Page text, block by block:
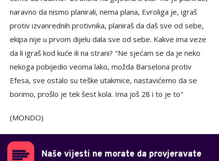
naravno da nismo planirali, nema plana, Evroliga je, igraš
protiv izvanrednih protivnika, planiraš da daš sve od sebe,
ekipa nije u prvom dijelu dala sve od sebe. Kakve ima veze
da li igraš kod kuće ili na strani? "Ne sjećam se da je neko
nekoga pobijedio veoma lako, možda Barselona protiv
Efesa, sve ostalo su teške utakmice, nastavićemo da se
borimo, prošlo je tek šest kola. Ima još 28 i to je to"
(MONDO)
Naše vijesti ne morate da provjeravate